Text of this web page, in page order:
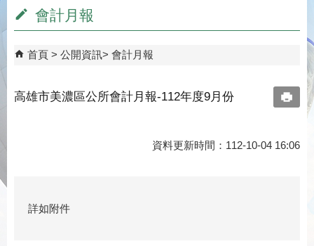
會計月報
首頁 公開資訊 會計月報
高雄市美濃區公所會計月報-112年度9月份
資料更新時間：112-10-04 16:06
詳如附件